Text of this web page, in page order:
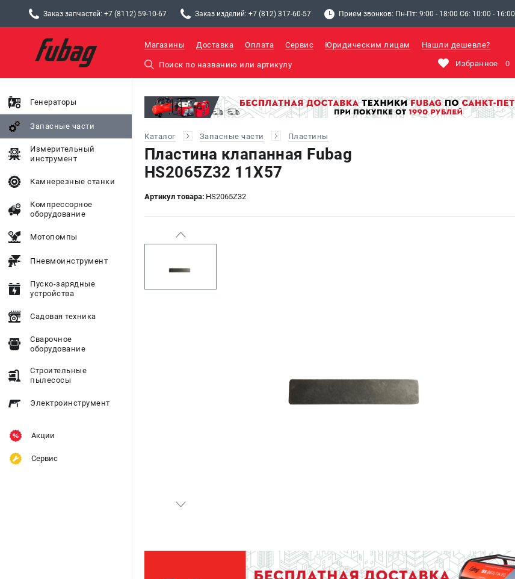
Заказ запчастей: +7 (8112) 59-10-67 Заказ изделий: +7 (812) 317-60-57 Прием звонков: Пн-Пт: 9:00 - 18:00 Сб: 10:00 - 16:00
Магазины Доставка Оплата Сервис Юридическим лицам Нашли дешевле?
Избранное 0
Генераторы
Запасные части
Измерительный
инструмент
Камнерезные станки
Компрессорное
оборудование
Мотопомпы
Пневмоинструмент
Пуско-зарядные
устройства
Садовая техника
Сварочное
оборудование
Строительные
пылесосы
Электроинструмент
Акции
Сервис
Каталог Запасные части Пластины
Пластина клапанная Fubag
HS2065Z32 11Х57
Артикул товара: HS2065Z32